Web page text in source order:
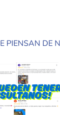
PIENSAN DE